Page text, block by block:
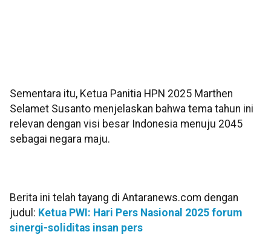
Sementara itu, Ketua Panitia HPN 2025 Marthen
Selamet Susanto menjelaskan bahwa tema tahun ini
relevan dengan visi besar Indonesia menuju 2045
sebagai negara maju.
Berita ini telah tayang di Antaranews.com dengan
judul: Ketua PWI: Hari Pers Nasional 2025 forum
sinergi-soliditas insan pers